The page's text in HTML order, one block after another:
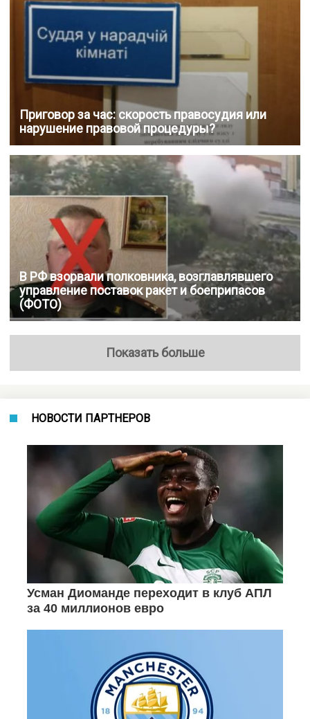
Приговор за час: скорость правосудия или
нарушение правовой процедуры?
В РФ взорвали полковника, возглавлявшего
управление поставок ракет и боеприпасов
(ФОТО)
Показать больше
НОВОСТИ ПАРТНЕРОВ